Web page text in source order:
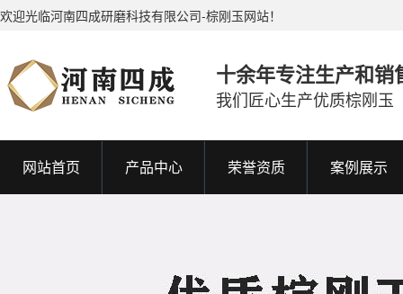
欢迎光临河南四成研磨科技有限公司-棕刚玉网站！
十余年专注生产和销
我们匠心生产优质棕刚玉
网站首页 产品中心 荣誉资质 案例展示